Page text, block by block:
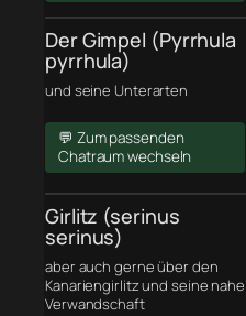
Der Gimpel (Pyrrhula
pyrrhula)
und seine Unterarten
💬 Zum passenden
Chatraum wechseln
Girlitz (serinus
serinus)
aber auch gerne über den
Kanariengirlitz und seine nahe
Verwandschaft